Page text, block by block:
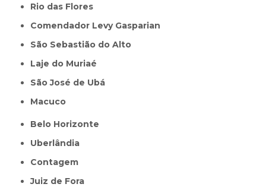
Rio das Flores
Comendador Levy Gasparian
São Sebastião do Alto
Laje do Muriaé
São José de Ubá
Macuco
Belo Horizonte
Uberlândia
Contagem
Juiz de Fora